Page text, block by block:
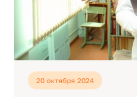
20 октября 2024